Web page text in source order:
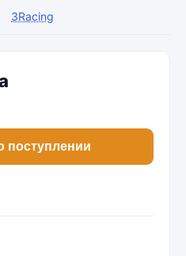
3Racing
поступлении